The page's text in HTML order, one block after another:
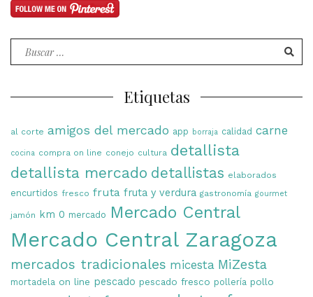
Etiquetas
al corte amigos del mercado app borraja calidad carne
cocina compra on line conejo cultura detallista
detallista mercado detallistas elaborados
encurtidos fresco fruta fruta y verdura gastronomía gourmet
jamón km 0 mercado Mercado Central
Mercado Central Zaragoza
mercados tradicionales micesta MiZesta
mortadela on line pescado pescado fresco pollería pollo